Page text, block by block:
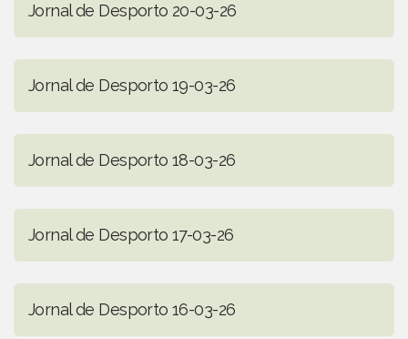
Jornal de Desporto 20-03-26
Jornal de Desporto 19-03-26
Jornal de Desporto 18-03-26
Jornal de Desporto 17-03-26
Jornal de Desporto 16-03-26